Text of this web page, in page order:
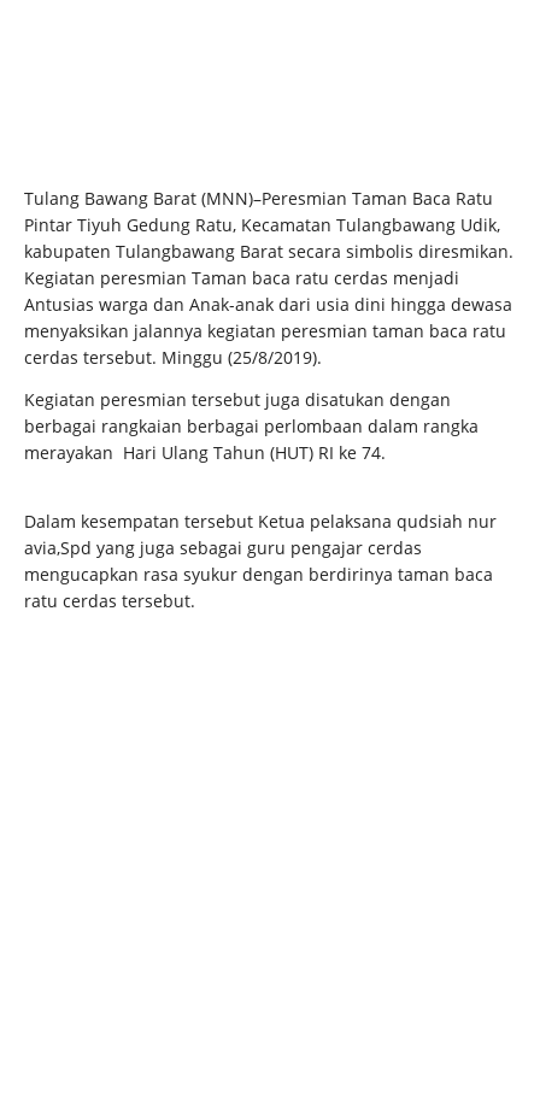
Tulang Bawang Barat (MNN)–Peresmian Taman Baca Ratu
Pintar Tiyuh Gedung Ratu, Kecamatan Tulangbawang Udik,
kabupaten Tulangbawang Barat secara simbolis diresmikan.
Kegiatan peresmian Taman baca ratu cerdas menjadi
Antusias warga dan Anak-anak dari usia dini hingga dewasa
menyaksikan jalannya kegiatan peresmian taman baca ratu
cerdas tersebut. Minggu (25/8/2019).
Kegiatan peresmian tersebut juga disatukan dengan
berbagai rangkaian berbagai perlombaan dalam rangka
merayakan Hari Ulang Tahun (HUT) RI ke 74.
Dalam kesempatan tersebut Ketua pelaksana qudsiah nur
avia,Spd yang juga sebagai guru pengajar cerdas
mengucapkan rasa syukur dengan berdirinya taman baca
ratu cerdas tersebut.